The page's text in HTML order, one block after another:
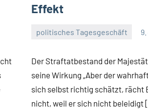
Effekt
politisches Tagesgeschäft
Guetti
Keine
Der Straftatbestand der
seine Wirkung „Aber der
sich selbst richtig schätzt, rächt
nicht, weil er sich nicht beleidigt